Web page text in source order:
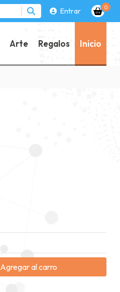
Entrar 0
Arte Regalos Inicio
Agregaral carro